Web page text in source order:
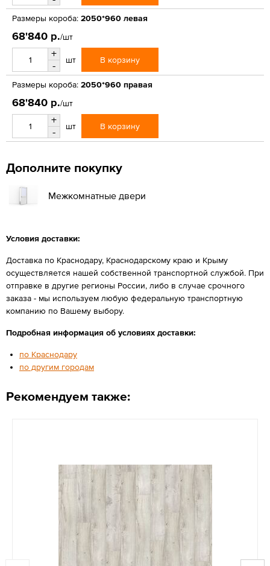
Размеры короба: 2050*960 левая
68'840 р./шт
+
-
шт В корзину
Размеры короба: 2050*960 правая
68'840 р./шт
+
-
шт В корзину
Дополните покупку
Межкомнатные двери
Условия доставки:
Доставка по Краснодару, Краснодарскому краю и Крыму
осуществляется нашей собственной транспортной службой. При
отправке в другие регионы России, либо в случае срочного
заказа - мы используем любую федеральную транспортную
компанию по Вашему выбору.
Подробная информация об условиях доставки:
по Краснодару
по другим городам
Рекомендуем также: